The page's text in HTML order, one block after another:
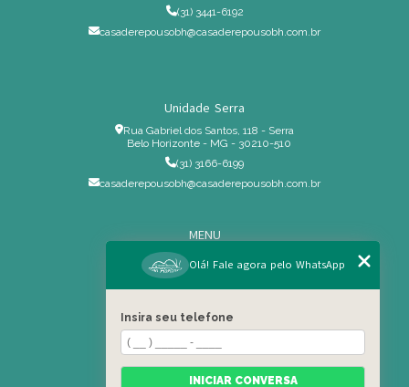
(31) 3441-6192
casaderepousobh@casaderepousobh.com.br
Unidade Serra
Rua Gabriel dos Santos, 118 - Serra
Belo Horizonte - MG - 30210-510
(31) 3166-6199
casaderepousobh@casaderepousobh.com.br
MENU
Home
Institucional
Serviços Especiais
Blog
Residência
Olá! Fale agora pelo WhatsApp
Insira seu telefone
INICIAR CONVERSA